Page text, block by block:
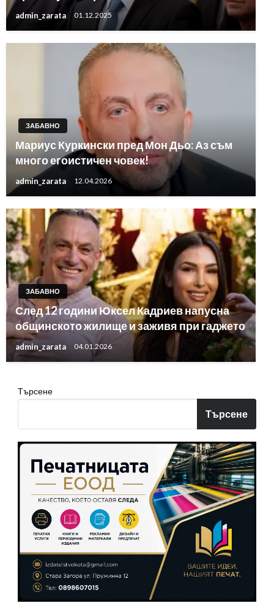
admin_zarata 01.12.2025
ЗАБАВНО
Мариус Куркински пред Мон Дьо: Аз съм
много егоистичен човек!
admin_zarata 12.04.2026
ЗАБАВНО
След 12 години Юксел Кадриев напусна
общинското жилище и заживя при гаджето
admin_zarata 04.01.2026
Търсене
Търсене